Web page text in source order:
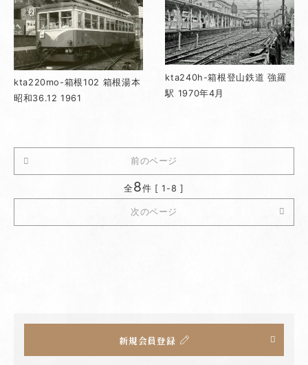
kta220mo-箱根102 箱根湯本
昭和36.12 1961
kta240h-箱根登山鉄道 強羅
駅 1970年4月
前のページ
全8件 [ 1-8 ]
次のページ
新規会員登録